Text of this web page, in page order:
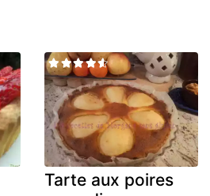
Tarte aux poires